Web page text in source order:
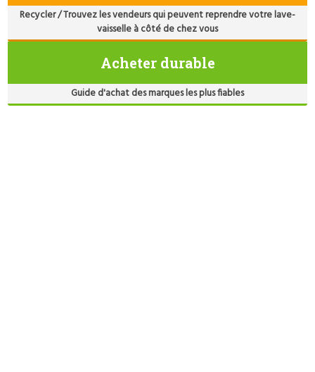
Recycler / Trouvez les vendeurs qui peuvent reprendre votre lave-
vaisselle à côté de chez vous
Acheter durable
Guide d'achat des marques les plus fiables